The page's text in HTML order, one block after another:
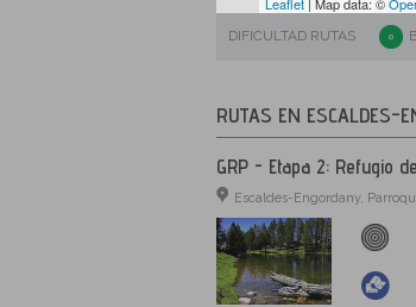
DIFICULTAD RUTAS
RUTAS EN ESCALDES-
GRP - Etapa 2: Refugio
Escaldes-Engordany,